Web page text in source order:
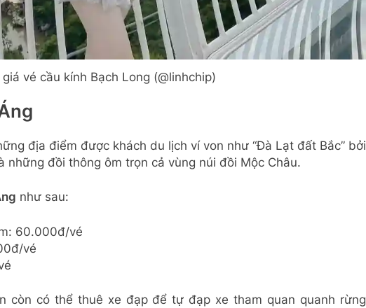
vé cầu kính Bạch Long (@linhchip)
địa điểm được khách du lịch ví von như “Đà Lạt đất Bắc” bởi
đồi thông ôm trọn cả vùng núi đồi Mộc Châu.
như sau:
60.000đ/vé
vé
còn có thể thuê xe đạp để tự đạp xe tham quan quanh rừng